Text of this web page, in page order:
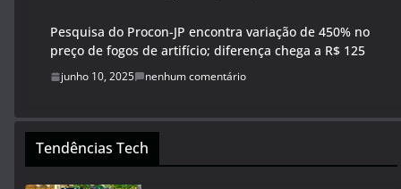
Pesquisa do Procon-JP encontra variação de 450% no
preço de fogos de artifício; diferença chega a R$ 125
junho 10, 2025 nenhum comentário
Tendências Tech